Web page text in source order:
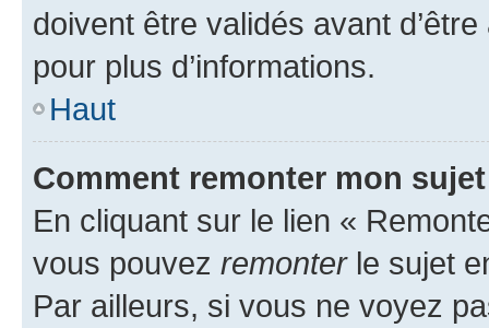
doivent être validés avant
pour plus d’informations.
Haut
Comment remonter mon
En cliquant sur le lien «
vous pouvez remonterle sujet
Par ailleurs, si vous ne voyez